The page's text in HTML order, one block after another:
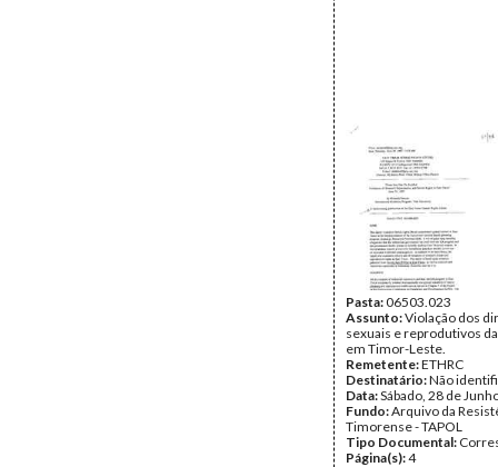
Pasta:06503.023
Assunto:Violação dos
sexuais e reprodutivos
em Timor-Leste.
Remetente:ETHRC
Destinatário:Não
Data:Sábado, 28 de
Fundo:Arquivo da
Timorense - TAPOL
Tipo Documental:
Página(s):4